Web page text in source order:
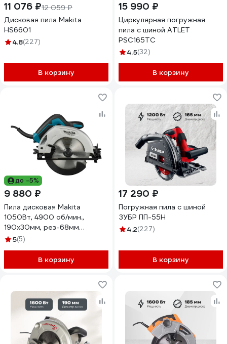
11 076 ₽12 059 ₽
Дисковая пила Makita
HS6601
4.8(227)
В корзину
15 990 ₽
Циркулярная погружная
пила с шиной ATLET
PSC165TC
4.5(32)
В корзину
до -5%
9 880 ₽
Пила дисковая Makita
1050Вт, 4900 об/мин.,
190х30мм, рез-68мм
M5802B
5(5)
В корзину
17 290 ₽
Погружная пила с шиной
ЗУБР ПП-55Н
4.2(227)
В корзину